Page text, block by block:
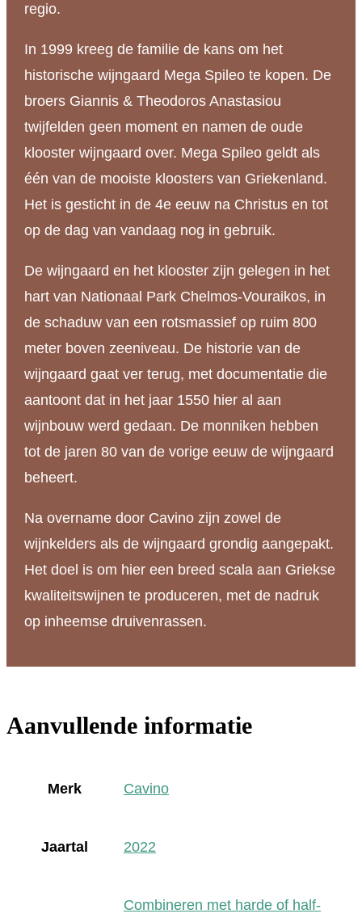
regio.
In 1999 kreeg de familie de kans om het
historische wijngaard Mega Spileo te kopen. De
broers Giannis & Theodoros Anastasiou
twijfelden geen moment en namen de oude
klooster wijngaard over. Mega Spileo geldt als
één van de mooiste kloosters van Griekenland.
Het is gesticht in de 4e eeuw na Christus en tot
op de dag van vandaag nog in gebruik.
De wijngaard en het klooster zijn gelegen in het
hart van Nationaal Park Chelmos-Vouraikos, in
de schaduw van een rotsmassief op ruim 800
meter boven zeeniveau. De historie van de
wijngaard gaat ver terug, met documentatie die
aantoont dat in het jaar 1550 hier al aan
wijnbouw werd gedaan. De monniken hebben
tot de jaren 80 van de vorige eeuw de wijngaard
beheert.
Na overname door Cavino zijn zowel de
wijnkelders als de wijngaard grondig aangepakt.
Het doel is om hier een breed scala aan Griekse
kwaliteitswijnen te produceren, met de nadruk
op inheemse druivenrassen.
Aanvullende informatie
Merk Cavino
Jaartal 2022
Combineren met harde of half-